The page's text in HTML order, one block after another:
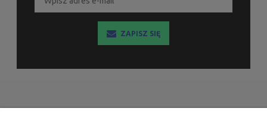
ZAPISZ SIĘ
INFORMACJE